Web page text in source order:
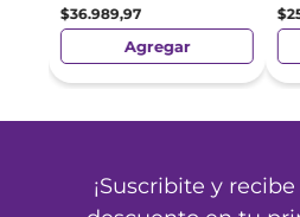
$36.989,97
Agregar
$
¡Suscribite y